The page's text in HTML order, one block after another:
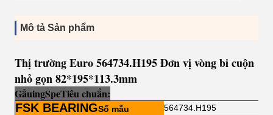
Mô tả Sản phẩm
Thị trường Euro 564734.H195 Đơn vị vòng bi cuộn
nhỏ gọn 82*195*113.3mm
GấuingSpeTiêu chuẩn:
FSK BEARINGSố mẫu
564734.H195